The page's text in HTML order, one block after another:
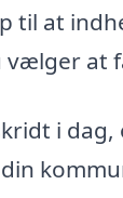
til at
vælger at
i dag,